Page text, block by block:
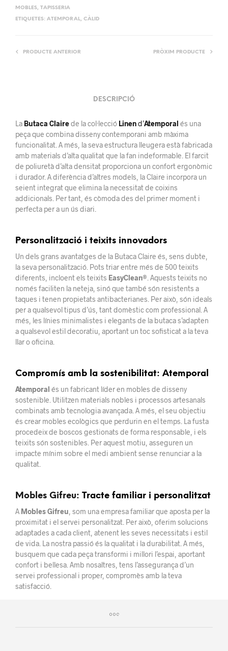
MOBLES, TAPISSERIA
ETIQUETES: ATEMPORAL, CÀLID
PRODUCTE ANTERIOR PRÒXIM PRODUCTE
DESCRIPCIÓ
La Butaca Clairede la col·lecció Linend’Atemporal és una
peça que combina disseny contemporani amb màxima
funcionalitat. A més, la seva estructura lleugera està fabricada
amb materials d’alta qualitat que la fan indeformable. El farcit
de poliuretà d’alta densitat proporciona un confort ergonòmic
i durador. A diferència d’altres models, la Claire incorpora un
seient integrat que elimina la necessitat de coixins
addicionals. Per tant, és còmoda des del primer moment i
perfecta per a un ús diari.
Personalització i teixits innovadors
Un dels grans avantatges de la Butaca Claire és, sens dubte,
la seva personalització. Pots triar entre més de 500 teixits
diferents, incloent els teixits EasyClean® . Aquests teixits no
només faciliten la neteja, sinó que també són resistents a
taques i tenen propietats antibacterianes. Per això, són ideals
per a qualsevol tipus d’ús, tant domèstic com professional. A
més, les línies minimalistes i elegants de la butaca s’adapten
a qualsevol estil decoratiu, aportant un toc sofisticat a la teva
llar o oficina.
Compromís amb la sostenibilitat: Atemporal
Atemporal és un fabricant líder en mobles de disseny
sostenible. Utilitzen materials nobles i processos artesanals
combinats amb tecnologia avançada. A més, el seu objectiu
és crear mobles ecològics que perdurin en el temps. La fusta
procedeix de boscos gestionats de forma responsable, i els
teixits són sostenibles. Per aquest motiu, asseguren un
impacte mínim sobre el medi ambient sense renunciar a la
qualitat.
Mobles Gifreu: Tracte familiar i personalitzat
A Mobles Gifreu , som una empresa familiar que aposta per la
proximitat i el servei personalitzat. Per això, oferim solucions
adaptades a cada client, atenent les seves necessitats i estil
de vida. La nostra passió és la qualitat i la durabilitat. A més,
busquem que cada peça transformi i millori l’espai, aportant
confort i bellesa. Amb nosaltres, tens l’assegurança d’un
servei professional i proper, compromès amb la teva
satisfacció.